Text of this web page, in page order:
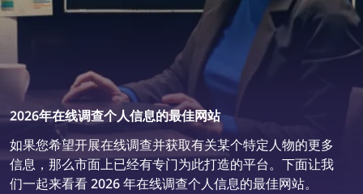
2026年在线调查个人信息的最佳网站
如果您希望开展在线调查并获取有关某个特定人物的更多
信息，那么市面上已经有专门为此打造的平台。下面让我
们一起来看看 2026 年在线调查个人信息的最佳网站。